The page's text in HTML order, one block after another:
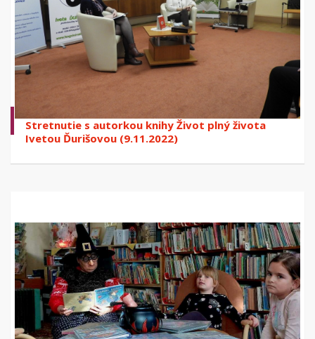
Stretnutie s autorkou knihy Život plný života
Ivetou Ďurišovou (9.11.2022)